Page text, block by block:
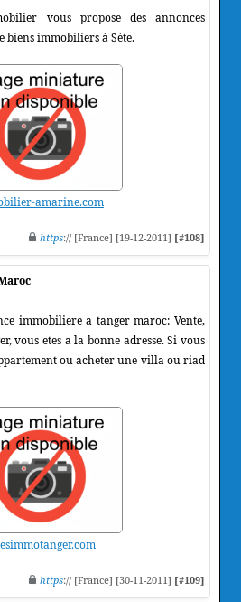
vous propose des annonces
biens immobiliers à Sète.
amarine.com
https:// [France] [19-12-2011] [#108]
immobiliere a tanger maroc: Vente,
vous etes a la bonne adresse. Si vous
ou acheter une villa ou riad
https:// [France] [30-11-2011] [#109]